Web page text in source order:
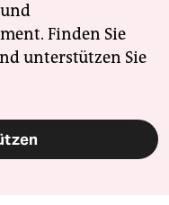
Finden Sie
unterstützen Sie